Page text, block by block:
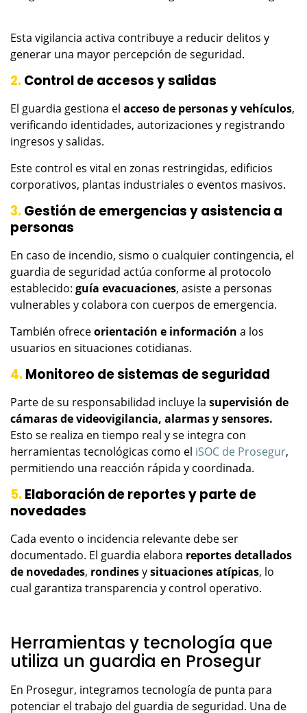
Esta vigilancia activa contribuye a reducir delitos y
generar una mayor percepción de seguridad.
2. Control de accesos y salidas
El guardia gestiona el acceso de personas y vehículos,
verificando identidades, autorizaciones y registrando
ingresos y salidas.
Este control es vital en zonas restringidas, edificios
corporativos, plantas industriales o eventos masivos.
3. Gestión de emergencias y asistencia a
personas
En caso de incendio, sismo o cualquier contingencia, el
guardia de seguridad actúa conforme al protocolo
establecido: guía evacuaciones, asiste a personas
vulnerables y colabora con cuerpos de emergencia.
También ofreceorientación e información a los
usuarios en situaciones cotidianas.
4. Monitoreo de sistemas de seguridad
Parte de su responsabilidad incluye la supervisión de
cámaras de videovigilancia, alarmas y sensores.
Esto se realiza en tiempo real y se integra con
herramientas tecnológicas como el iSOC de Prosegur,
permitiendo una reacción rápida y coordinada.
5. Elaboración de reportes y parte de
novedades
Cada evento o incidencia relevante debe ser
documentado. El guardia elabora reportes detallados
de novedades, rondinesysituaciones atípicas, lo
cual garantiza transparencia y control operativo.
Herramientas y tecnología que
utiliza un guardia en Prosegur
En Prosegur, integramos tecnología de punta para
potenciar el trabajo del guardia de seguridad. Una de